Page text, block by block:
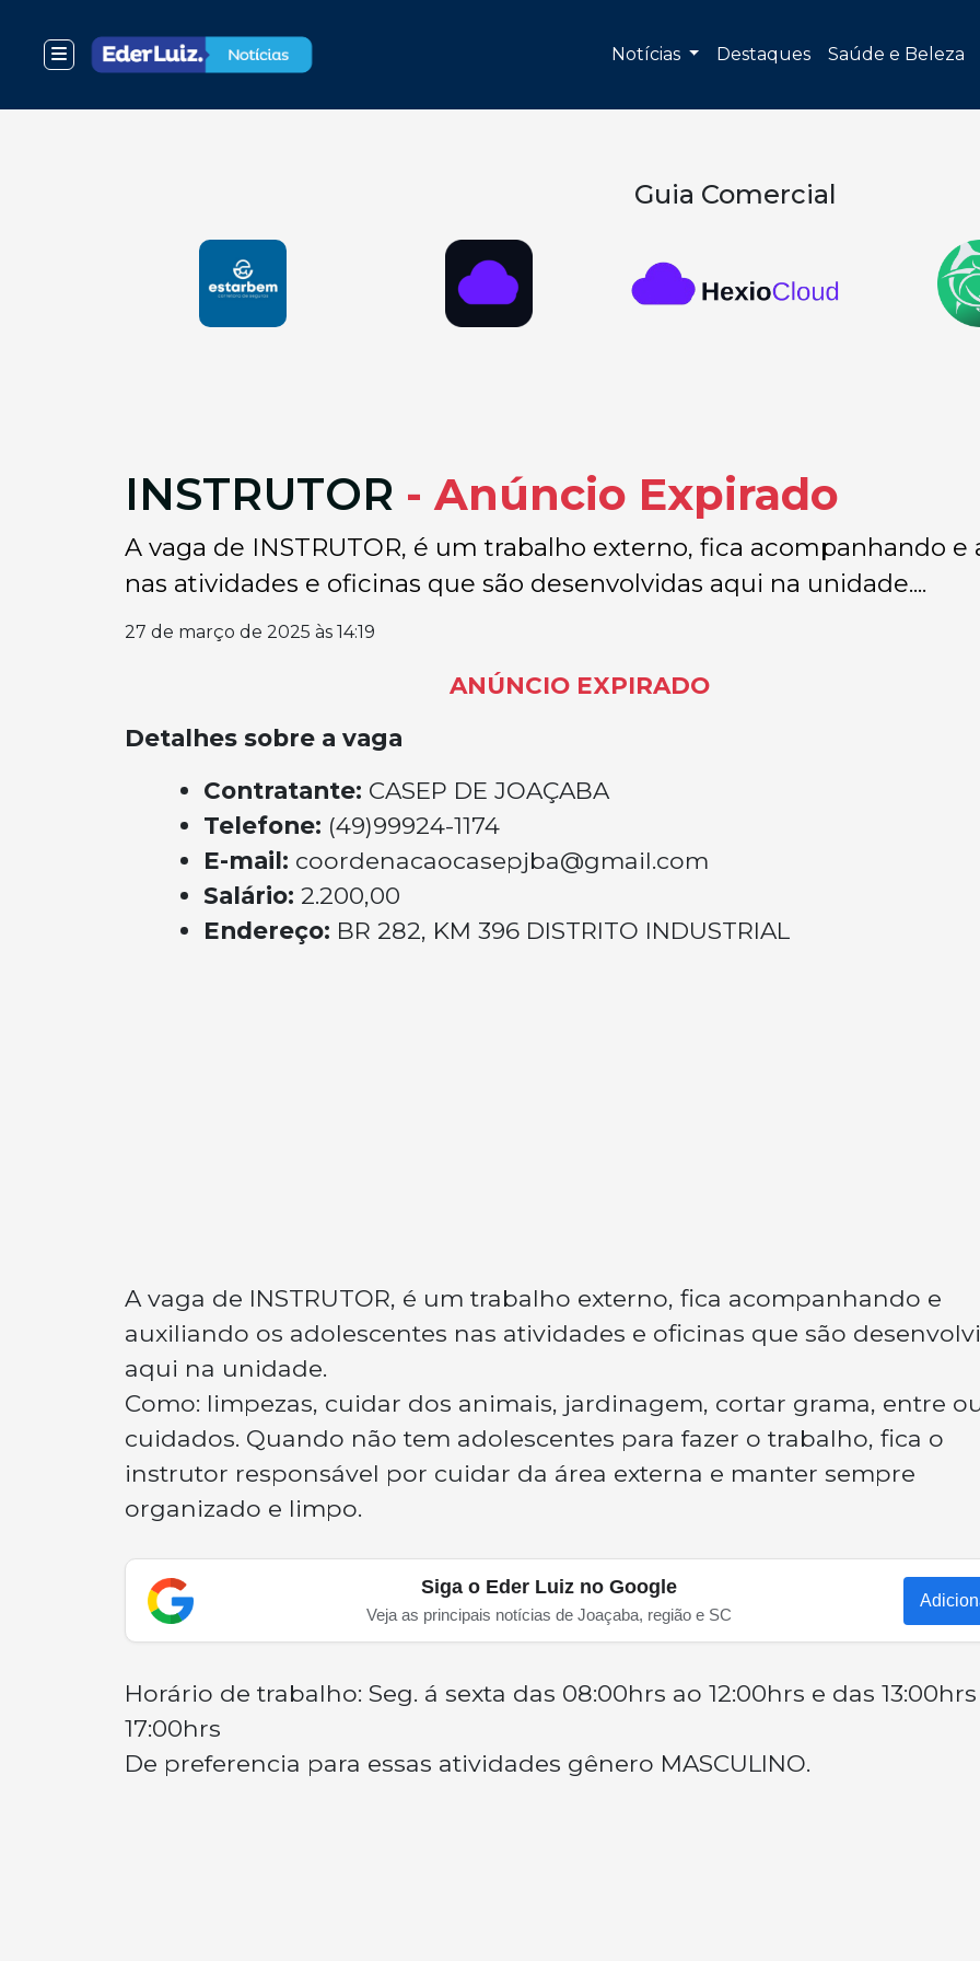
Notícias Destaques Saúde e Beleza
Guia Comercial
INSTRUTOR - Anúncio Expirado
A vaga de INSTRUTOR, é um trabalho externo, fica acompanhando
nas atividades e oficinas que são desenvolvidas aqui na unidade....
27 de março de 2025 às 14:19
ANÚNCIO EXPIRADO
Detalhes sobre a vaga
Contratante: CASEP DE JOAÇABA
Telefone: (49)99924-1174
E-mail: coordenacaocasepjba@gmail.com
Salário: 2.200,00
Endereço: BR 282, KM 396 DISTRITO INDUSTRIAL
A vaga de INSTRUTOR, é um trabalho externo, fica acompanhando e
auxiliando os adolescentes nas atividades e oficinas que são
aqui na unidade.
Como: limpezas, cuidar dos animais, jardinagem, cortar grama, entre
cuidados. Quando não tem adolescentes para fazer o trabalho, fica o
instrutor responsável por cuidar da área externa e manter sempre
organizado e limpo.
Siga o Eder Luiz no Google
Veja as principais notícias de Joaçaba, região e SC
Horário de trabalho: Seg. á sexta das 08:00hrs ao 12:00hrs e das 13:00hrs
17:00hrs
De preferencia para essas atividades gênero MASCULINO.